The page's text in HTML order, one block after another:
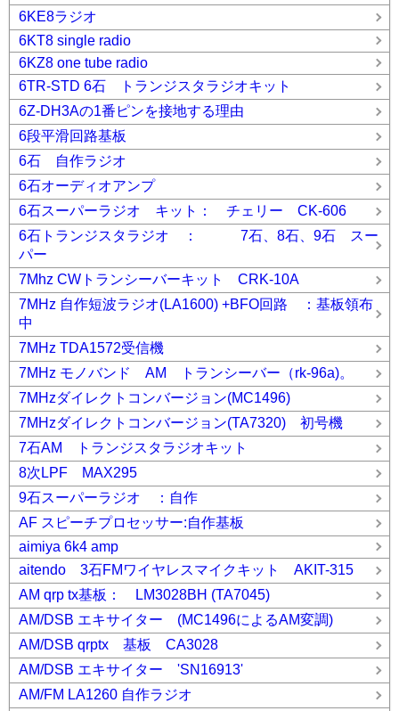
6KE8ラジオ
6KT8 single radio
6KZ8 one tube radio
6TR-STD 6石 トランジスタラジオキット
6Z-DH3Aの1番ピンを接地する理由
6段平滑回路基板
6石 自作ラジオ
6石オーディオアンプ
6石スーパーラジオ キット： チェリー CK-606
6石トランジスタラジオ ： 7石、8石、9石 スー
パー
7Mhz CWトランシーバーキット CRK-10A
7MHz 自作短波ラジオ(LA1600) +BFO回路 ：基板領布
中
7MHz TDA1572受信機
7MHz モノバンド AM トランシーバー（rk-96a)。
7MHzダイレクトコンバージョン(MC1496)
7MHzダイレクトコンバージョン(TA7320) 初号機
7石AM トランジスタラジオキット
8次LPF MAX295
9石スーパーラジオ ：自作
AF スピーチプロセッサー:自作基板
aimiya 6k4 amp
aitendo 3石FMワイヤレスマイクキット AKIT-315
AM qrp tx基板： LM3028BH (TA7045)
AM/DSB エキサイター (MC1496によるAM変調)
AM/DSB qrptx 基板 CA3028
AM/DSB エキサイター 'SN16913'
AM/FM LA1260 自作ラジオ